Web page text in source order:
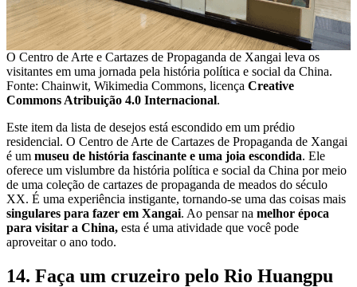
O Centro de Arte e Cartazes de Propaganda de Xangai leva os
visitantes em uma jornada pela história política e social da China.
Fonte: Chainwit, Wikimedia Commons, licença Creative
Commons Atribuição 4.0 Internacional.
Este item da lista de desejos está escondido em um prédio
residencial. O Centro de Arte de Cartazes de Propaganda de Xangai
é um museu de história fascinante e uma joia escondida. Ele
oferece um vislumbre da história política e social da China por meio
de uma coleção de cartazes de propaganda de meados do século
XX. É uma experiência instigante, tornando-se uma das coisas mais
singulares para fazer em Xangai. Ao pensar na melhor época
para visitar a China, esta é uma atividade que você pode
aproveitar o ano todo.
14. Faça um cruzeiro pelo Rio Huangpu